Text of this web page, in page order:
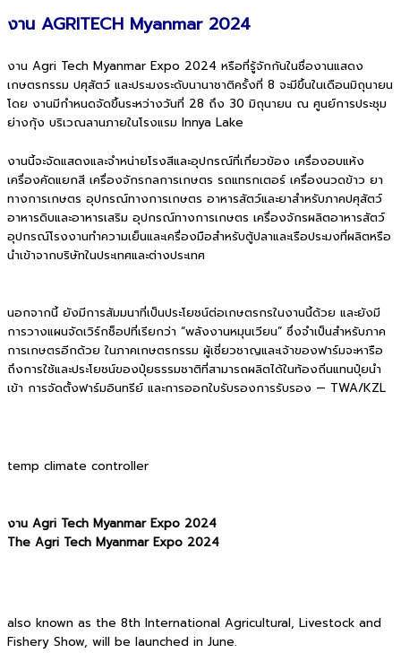
งาน AGRITECH Myanmar 2024
งาน Agri Tech Myanmar Expo 2024 หรือที่รู้จักกันในชื่องานแสดง
เกษตรกรรม ปศุสัตว์ และประมงระดับนานาชาติครั้งที่ 8 จะมีขึ้นในเดือนมิถุนายน
โดย งานมีกำหนดจัดขึ้นระหว่างวันที่ 28 ถึง 30 มิถุนายน ณ ศูนย์การประชุม
ย่างกุ้ง บริเวณลานภายในโรงแรม Innya Lake
งานนี้จะจัดแสดงและจำหน่ายโรงสีและอุปกรณ์ที่เกี่ยวข้อง เครื่องอบแห้ง
เครื่องคัดแยกสี เครื่องจักรกลการเกษตร รถแทรกเตอร์ เครื่องนวดข้าว ยา
ทางการเกษตร อุปกรณ์ทางการเกษตร อาหารสัตว์และยาสำหรับภาคปศุสัตว์
อาหารดิบและอาหารเสริม อุปกรณ์ทางการเกษตร เครื่องจักรผลิตอาหารสัตว์
อุปกรณ์โรงงานทำความเย็นและเครื่องมือสำหรับตู้ปลาและเรือประมงที่ผลิตหรือ
นำเข้าจากบริษัทในประเทศและต่างประเทศ
นอกจากนี้ ยังมีการสัมมนาที่เป็นประโยชน์ต่อเกษตรกรในงานนี้ด้วย และยังมี
การวางแผนจัดเวิร์กช็อปที่เรียกว่า “พลังงานหมุนเวียน” ซึ่งจำเป็นสำหรับภาค
การเกษตรอีกด้วยในภาคเกษตรกรรม ผู้เชี่ยวชาญและเจ้าของฟาร์มจะหารือ
ถึงการใช้และประโยชน์ของปุ๋ยธรรมชาติที่สามารถผลิตได้ในท้องถิ่นแทนปุ๋ยนำ
เข้า การจัดตั้งฟาร์มอินทรีย์ และการออกใบรับรองการรับรอง — TWA/KZL
temp climate controller
งาน Agri Tech Myanmar Expo 2024
The Agri Tech Myanmar Expo 2024
also known as the 8th International Agricultural, Livestock and
Fishery Show, will be launched in June.